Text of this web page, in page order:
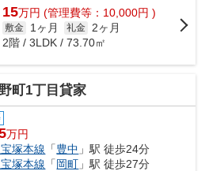
15万円 (管理費等：10,000円 )
敷金 1ヶ月 礼金
2ヶ月
2階 / 3LDK / 73.70㎡
町1丁目貸家
万円
塚本線 「豊中 」駅 徒歩24分
塚本線 「岡町 」駅 徒歩27分